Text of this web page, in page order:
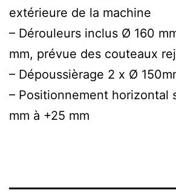
extérieure de la machine
– Dérouleurs inclus Ø 160
mm, prévue des couteaux
– Dépoussièrage 2 x Ø
– Positionnement horizontal
mm à +25 mm